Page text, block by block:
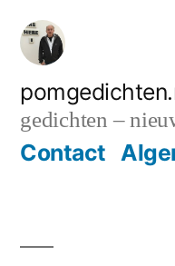
naar
inhoud
gedichten –
Contact